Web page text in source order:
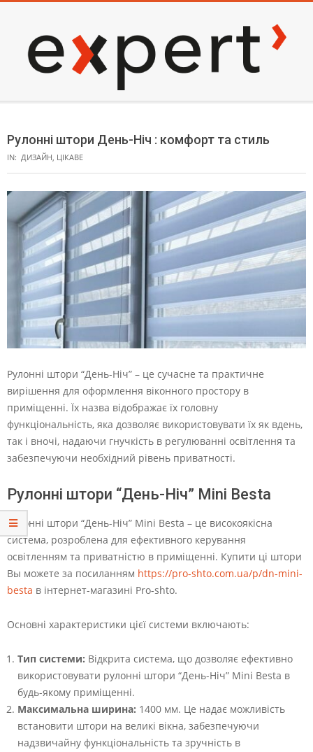
content
EXPERT
Menu
Рулонні штори День-Ніч : комфорт та стиль
IN: ДИЗАЙН, ЦІКАВЕ
Рулонні штори “День-Ніч” – це сучасне та практичне
вирішення для оформлення віконного простору в
приміщенні. Їх назва відображає їх головну
функціональність, яка дозволяє використовувати їх як вдень,
так і вночі, надаючи гнучкість в регулюванні освітлення та
забезпечуючи необхідний рівень приватності.
Рулонні штори “День-Ніч” Mini Besta
Рулонні штори “День-Ніч” Mini Besta – це високоякісна
система, розроблена для ефективного керування
освітленням та приватністю в приміщенні. Купити ці штори
Вы можете за посиланням https://pro-shto.com.ua/p/dn-mini-
besta в інтернет-магазині Pro-shto.
Основні характеристики цієї системи включають:
Тип системи: Відкрита система, що дозволяє ефективно
використовувати рулонні штори “День-Ніч” Mini Besta в
будь-якому приміщенні.
Максимальна ширина: 1400 мм. Це надає можливість
встановити штори на великі вікна, забезпечуючи
надзвичайну функціональність та зручність в